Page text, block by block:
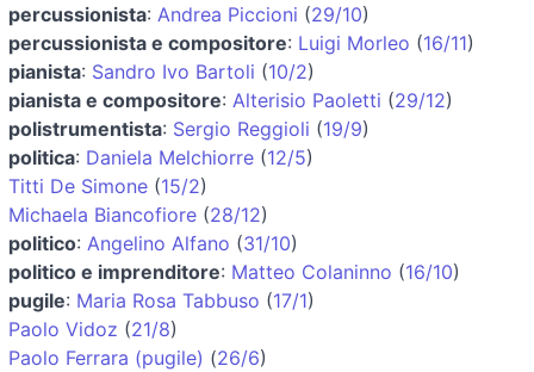
percussionista: Andrea Piccioni (29/10)
percussionista e compositore: Luigi Morleo (16/11)
pianista: Sandro Ivo Bartoli (10/2)
pianista e compositore: Alterisio Paoletti (29/12)
polistrumentista: Sergio Reggioli (19/9)
politica: Daniela Melchiorre (12/5)
Titti De Simone (15/2)
Michaela Biancofiore (28/12)
politico: Angelino Alfano (31/10)
politico e imprenditore: Matteo Colaninno (16/10)
pugile: Maria Rosa Tabbuso (17/1)
Paolo Vidoz (21/8)
Paolo Ferrara (pugile) (26/6)